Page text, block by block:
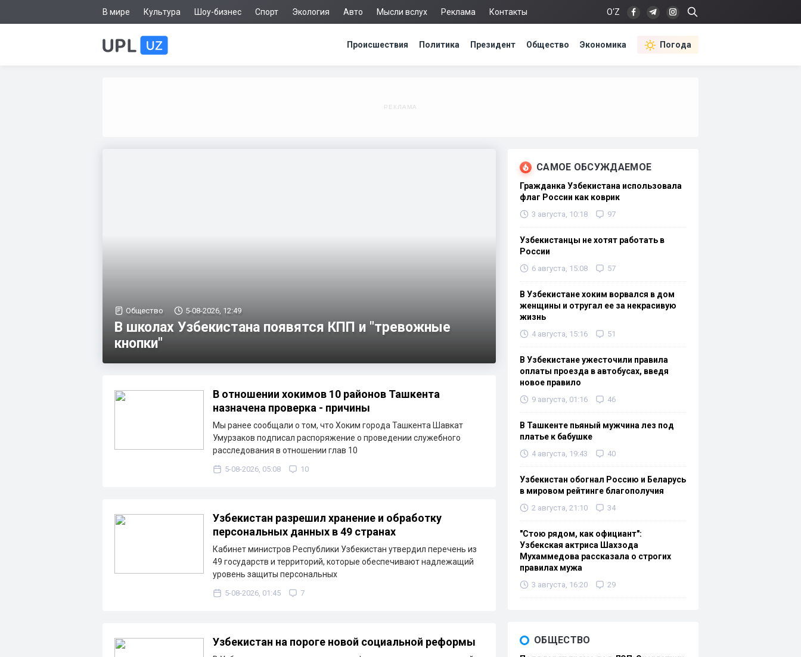
В мире Культура Шоу-бизнес Спорт Экология Авто Мысли вслух Реклама Контакты O‘Z
Происшествия Политика Президент Общество Экономика Погода
Общество 5-08-2026, 12:49
В школах Узбекистана появятся КПП и "тревожные
кнопки"
В отношении хокимов 10 районов Ташкента
назначена проверка - причины
Мы ранее сообщали о том, что Хоким города Ташкента Шавкат
Умурзаков подписал распоряжение о проведении служебного
расследования в отношении глав 10
5-08-2026, 05:08 10
Узбекистан разрешил хранение и обработку
персональных данных в 49 странах
Кабинет министров Республики Узбекистан утвердил перечень из
49 государств и территорий, которые обеспечивают надлежащий
уровень защиты персональных
5-08-2026, 01:45 7
Узбекистан на пороге новой социальной реформы
САМОЕ ОБСУЖДАЕМОЕ
Гражданка Узбекистана использовала
флаг России как коврик
3 августа, 10:18 97
Узбекистанцы не хотят работать в
России
6 августа, 15:08 57
В Узбекистане хоким ворвался в дом
женщины и отругал ее за некрасивую
жизнь
4 августа, 15:16 51
В Узбекистане ужесточили правила
оплаты проезда в автобусах, введя
новое правило
9 августа, 01:16 46
В Ташкенте пьяный мужчина лез под
платье к бабушке
4 августа, 19:43 40
Узбекистан обогнал Россию и Беларусь
в мировом рейтинге благополучия
2 августа, 21:10 34
"Стою рядом, как официант":
Узбекская актриса Шахзода
Мухаммедова рассказала о строгих
правилах мужа
3 августа, 16:20 29
ОБЩЕСТВО